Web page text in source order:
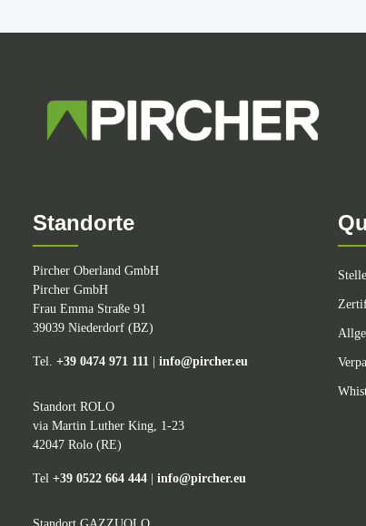
Standorte
Pircher Oberland GmbH
Pircher GmbH
Frau Emma Straße 91
39039 Niederdorf (BZ)
Tel. +39 0474 971 111 info@pircher.eu
Standort ROLO
via Martin Luther King, 1-23
42047 Rolo (RE)
Tel +39 0522 664 444 info@pircher.eu